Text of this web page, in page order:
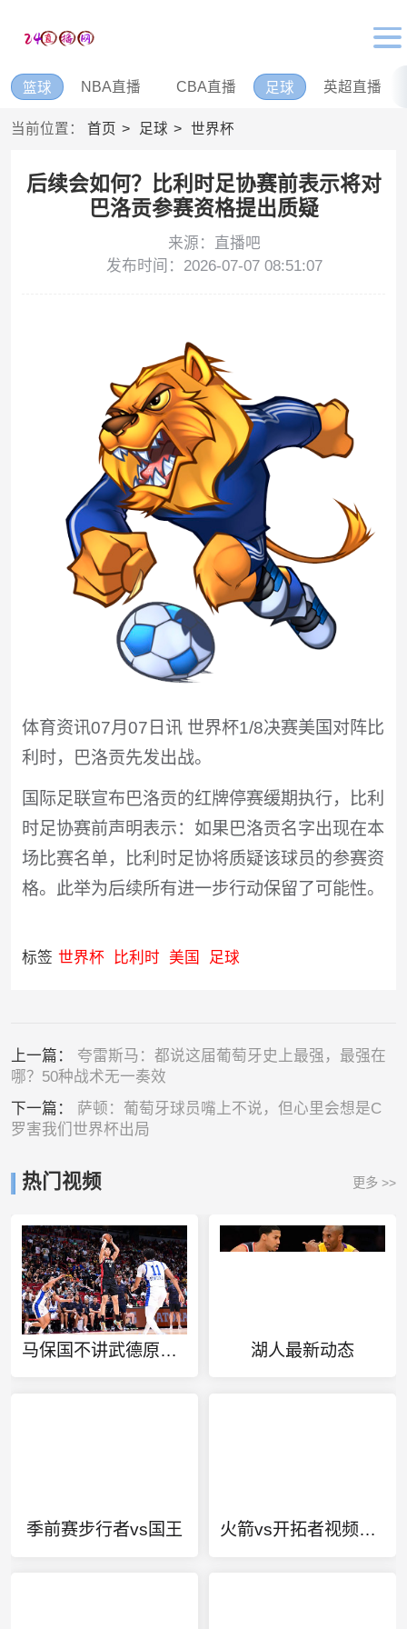
篮球 NBA直播 CBA直播 足球 英超直播
当前位置： 首页 足球 世界杯
后续会如何？比利时足协赛前表示将对
巴洛贡参赛资格提出质疑
来源：直播吧
发布时间：2026-07-07 08:51:07
体育资讯07月07日讯 世界杯1/8决赛美国对阵比
利时，巴洛贡先发出战。
国际足联宣布巴洛贡的红牌停赛缓期执行，比利
时足协赛前声明表示：如果巴洛贡名字出现在本
场比赛名单，比利时足协将质疑该球员的参赛资
格。此举为后续所有进一步行动保留了可能性。
标签 世界杯 比利时 美国 足球
上一篇： 夸雷斯马：都说这届葡萄牙史上最强，最强在
哪？50种战术无一奏效
下一篇： 萨顿：葡萄牙球员嘴上不说，但心里会想是C
罗害我们世界杯出局
热门视频 更多 >>
马保国不讲武德原视频 湖人最新动态
季前赛步行者vs国王 火箭vs开拓者视频直播